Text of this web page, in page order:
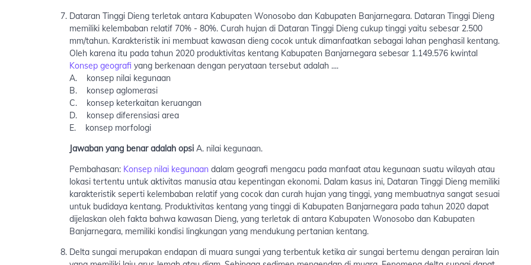
Dataran Tinggi Dieng terletak antara Kabupaten Wonosobo dan Kabupaten Banjarnegara. Dataran Tinggi Dieng
memiliki kelembaban relatif 70% - 80%. Curah hujan di Dataran Tinggi Dieng cukup tinggi yaitu sebesar 2.500
mm/tahun. Karakteristik ini membuat kawasan dieng cocok untuk dimanfaatkan sebagai lahan penghasil kentang.
Oleh karena itu pada tahun 2020 produktivitas kentang Kabupaten Banjarnegara sebesar 1.149.576 kwintal
Konsep geografi yang berkenaan dengan peryataan tersebut adalah ....
A. konsep nilai kegunaan
B. konsep aglomerasi
C. konsep keterkaitan keruangan
D. konsep diferensiasi area
E. konsep morfologi
Jawaban yang benar adalah opsi A. nilai kegunaan.
Pembahasan: Konsep nilai kegunaan dalam geografi mengacu pada manfaat atau kegunaan suatu wilayah atau
lokasi tertentu untuk aktivitas manusia atau kepentingan ekonomi. Dalam kasus ini, Dataran Tinggi Dieng memiliki
karakteristik seperti kelembaban relatif yang cocok dan curah hujan yang tinggi, yang membuatnya sangat sesuai
untuk budidaya kentang. Produktivitas kentang yang tinggi di Kabupaten Banjarnegara pada tahun 2020 dapat
dijelaskan oleh fakta bahwa kawasan Dieng, yang terletak di antara Kabupaten Wonosobo dan Kabupaten
Banjarnegara, memiliki kondisi lingkungan yang mendukung pertanian kentang.
Delta sungai merupakan endapan di muara sungai yang terbentuk ketika air sungai bertemu dengan perairan lain